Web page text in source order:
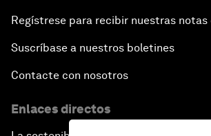
Regístrese para recibir nuestras notas
Suscríbase a nuestros boletines
Contacte con nosotros
Enlaces directos